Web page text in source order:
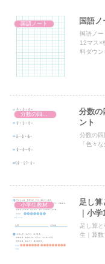
国語ノート 国語ノ
国語ノ
12マス×
料ダウン
分数の四則計算
分数の
ント
分数の四
「色々
小学生教材
足し
｜小
足し算
生｜算数